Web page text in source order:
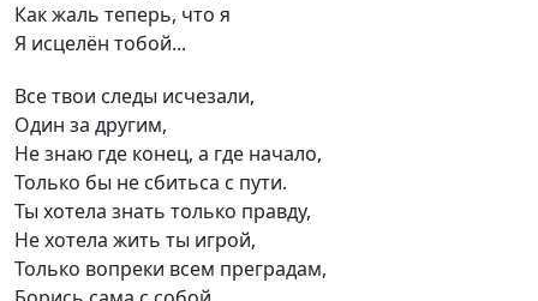
Как жаль теперь, что я
Я исцелён тобой...
Все твои следы исчезали,
Один за другим,
Не знаю где конец, а где начало,
Только бы не сбитьса с пути.
Ты хотела знать только правду,
Не хотела жить ты игрой,
Только вопреки всем преградам,